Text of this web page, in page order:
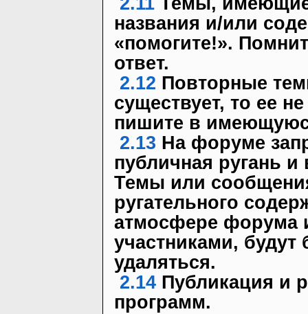
названия и/или
«помогите!».
ответ.
2.12 Повторные
существует, то ее
пишите в
2.13 На форуме
публичная ругань
Темы или
ругательного
атмосфере форума
участниками, будут
удаляться.
2.14 Публикация и
программ.